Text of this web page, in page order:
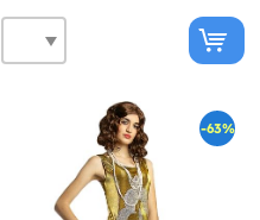
-63%